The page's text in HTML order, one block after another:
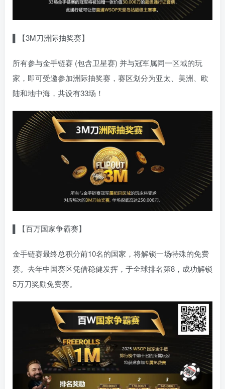
▌【3M刀洲际抽奖赛】
所有参与金手链赛 (包含卫星赛) 并与冠军属同一区域的玩
家，即可受邀参加洲际抽奖赛，赛区划分为亚太、美洲、欧
陆和地中海，共设有33场！
▌【百万国家争霸赛】
金手链赛最终总积分前10名的国家，将解锁一场特殊的免费
赛。去年中国赛区凭借稳健发挥，于全球排名第8，成功解锁
5万刀奖励免费赛。